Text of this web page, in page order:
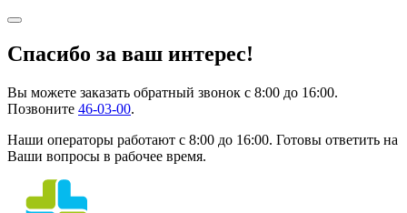
Спасибо за ваш интерес!
Вы можете заказать обратный звонок с 8:00 до 16:00.
Позвоните 46-03-00.
Наши операторы работают с 8:00 до 16:00. Готовы ответить на
Ваши вопросы в рабочее время.